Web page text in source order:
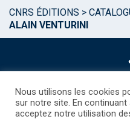
CNRS ÉDITIONS >
ALAIN VENTURINI
©CNRS EDITIONS 2025
Nous utilisons les cookies
sur notre site. En
acceptez notre utilisation